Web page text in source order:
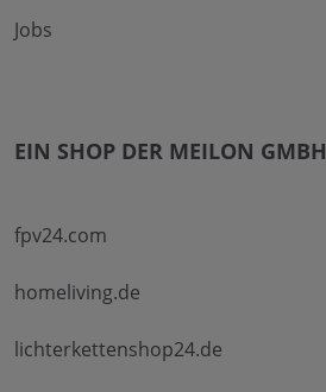
Jobs
EIN SHOP DER MEILON GMBH
fpv24.com
homeliving.de
lichterkettenshop24.de